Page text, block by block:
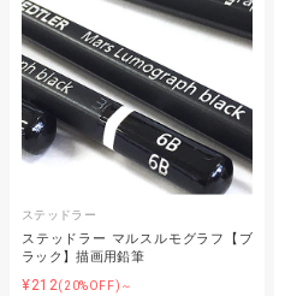
ステッドラー
ステッドラー マルスルモグラフ【ブ
ラック】描画用鉛筆
¥212(20%OFF)～